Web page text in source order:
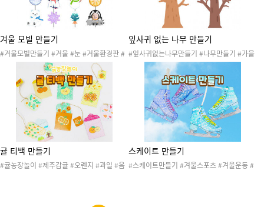
겨울 모빌 만들기
#겨울모빌만들기 #겨울 #눈 #겨울환경판 #
겨울꾸미기 #겨울도안 #겨울놀이 #펭귄모빌
#북극곰모빌 #눈사람모빌
잎사귀 없는 나무 만들기
#잎사귀없는나무만들기 #나무만들기 #가을
#가을활동 #가을놀이 #가을열매 #가을수확
#가을전시회 #자연물 #나무꾸미기 #미술활
동 #가을나무 #가을나무꾸미기 #봄 #여름 #
가을 #겨울
귤 티백 만들기
#귤농장놀이 #제주감귤 #오렌지 #과일 #음
스케이트 만들기
#스케이트만들기 #겨울스포츠 #겨울운동 #